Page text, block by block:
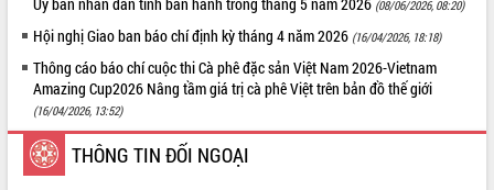
(08/06/2026, 08:20)
Hội nghị Giao ban báo chí định kỳ tháng 4 năm 2026 (16/04/2026, 18:18)
Thông cáo báo chí cuộc thi Cà phê đặc sản Việt Nam 2026-Vietnam
Amazing Cup2026 Nâng tầm giá trị cà phê Việt trên bản đồ thế giới
(16/04/2026, 13:52)
THÔNG TIN ĐỐI NGOẠI